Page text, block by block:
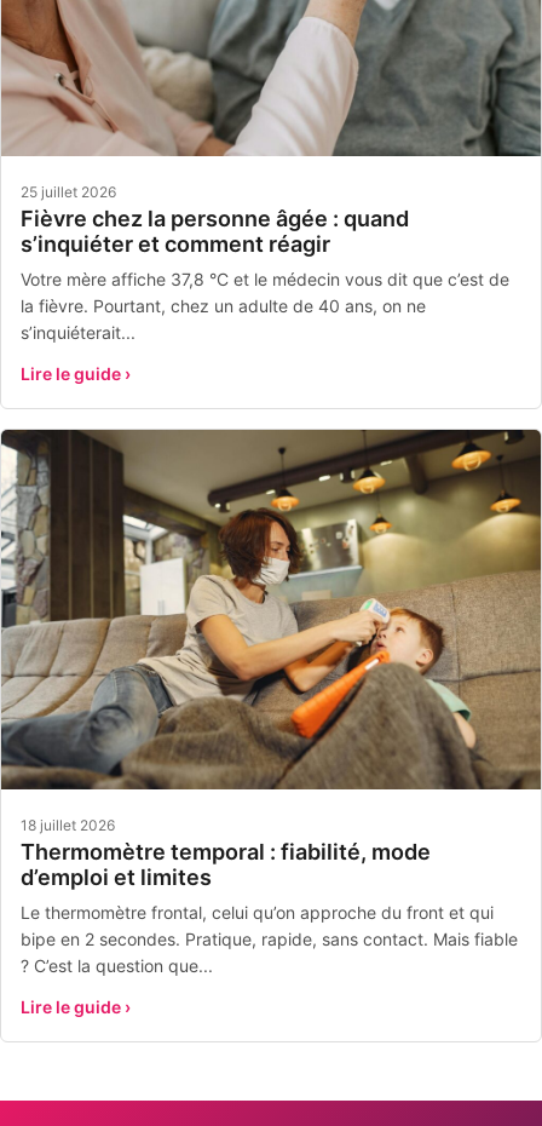
25 juillet 2026
Fièvre chez la personne âgée : quand
s’inquiéter et comment réagir
Votre mère affiche 37,8 °C et le médecin vous dit que c’est de
la fièvre. Pourtant, chez un adulte de 40 ans, on ne
s’inquiéterait...
Lire le guide ›
18 juillet 2026
Thermomètre temporal : fiabilité, mode
d’emploi et limites
Le thermomètre frontal, celui qu’on approche du front et qui
bipe en 2 secondes. Pratique, rapide, sans contact. Mais fiable
? C’est la question que...
Lire le guide ›